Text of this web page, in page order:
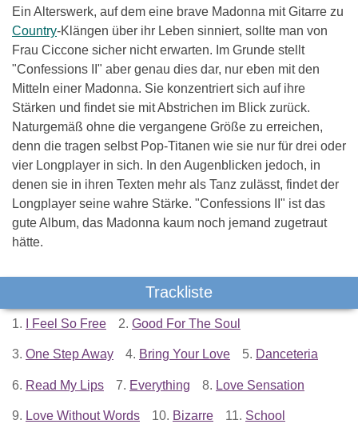
Ein Alterswerk, auf dem eine brave Madonna mit Gitarre zu
Country-Klängen über ihr Leben sinniert, sollte man von
Frau Ciccone sicher nicht erwarten. Im Grunde stellt
"Confessions II" aber genau dies dar, nur eben mit den
Mitteln einer Madonna. Sie konzentriert sich auf ihre
Stärken und findet sie mit Abstrichen im Blick zurück.
Naturgemäß ohne die vergangene Größe zu erreichen,
denn die tragen selbst Pop-Titanen wie sie nur für drei oder
vier Longplayer in sich. In den Augenblicken jedoch, in
denen sie in ihren Texten mehr als Tanz zulässt, findet der
Longplayer seine wahre Stärke. "Confessions II" ist das
gute Album, das Madonna kaum noch jemand zugetraut
hätte.
Trackliste
1. I Feel So Free 2. Good For The Soul
3. One Step Away 4. Bring Your Love 5. Danceteria
6. Read My Lips 7. Everything 8. Love Sensation
9. Love Without Words 10. Bizarre 11. School